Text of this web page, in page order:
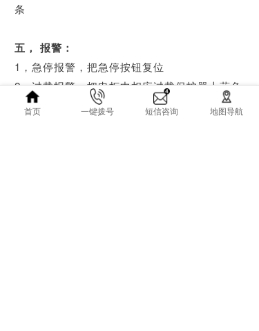
条
五， 报警：
1，急停报警，把急停按钮复位
2，过载报警，把电柜中相应过载保护器上蓝色
按钮复位
首页 一键拨号 短信咨询 地图导航